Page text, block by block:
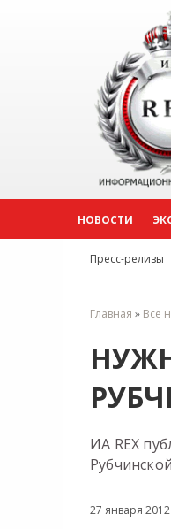
НОВОСТИ
Пресс-релизы
Главная » Все
ИА REX
27 января